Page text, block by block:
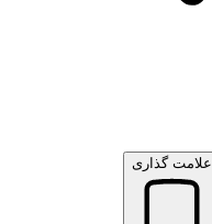
علامت گذاری